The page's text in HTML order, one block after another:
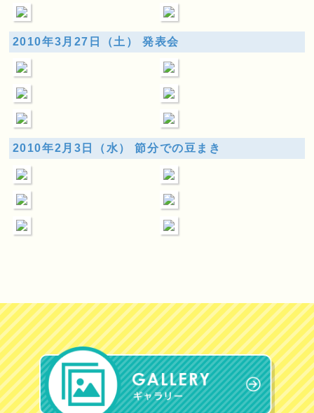
2010年3月27日（土） 発表会
2010年2月3日（水） 節分での豆まき